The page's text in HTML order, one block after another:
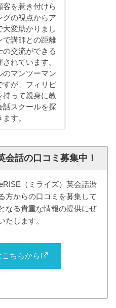
を惹き付けら
グの視点からア
大変助かりまし
で講師との距離
の交流ができる
れています。
のマンツーマン
すが、フィリピ
持って親身に教
話スクールを探
す。
会話の口コミ募集中！
（ミライズ）英会話渋
方からの口コミを募集して
なる貴重な情報の提供にぜ
たします。
ちらから